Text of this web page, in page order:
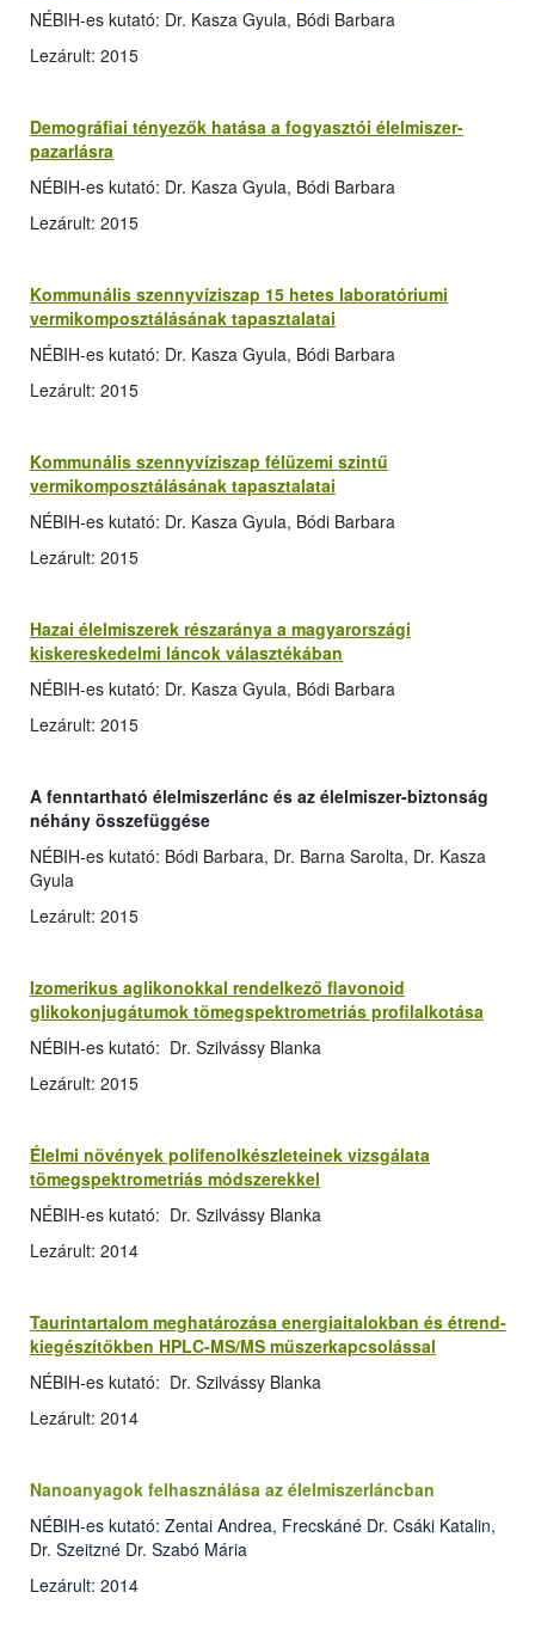
NÉBIH-es kutató: Dr. Kasza Gyula, Bódi Barbara
Lezárult: 2015
Demográfiai tényezők hatása a fogyasztói élelmiszer-
pazarlásra
NÉBIH-es kutató: Dr. Kasza Gyula, Bódi Barbara
Lezárult: 2015
Kommunális szennyvíziszap 15 hetes laboratóriumi
vermikomposztálásának tapasztalatai
NÉBIH-es kutató: Dr. Kasza Gyula, Bódi Barbara
Lezárult: 2015
Kommunális szennyvíziszap félüzemi szintű
vermikomposztálásának tapasztalatai
NÉBIH-es kutató: Dr. Kasza Gyula, Bódi Barbara
Lezárult: 2015
Hazai élelmiszerek részaránya a magyarországi
kiskereskedelmi láncok választékában
NÉBIH-es kutató: Dr. Kasza Gyula, Bódi Barbara
Lezárult: 2015
A fenntartható élelmiszerlánc és az élelmiszer-biztonság
néhány összefüggése
NÉBIH-es kutató: Bódi Barbara, Dr. Barna Sarolta, Dr. Kasza
Gyula
Lezárult: 2015
Izomerikus aglikonokkal rendelkező flavonoid
glikokonjugátumok tömegspektrometriás profilalkotása
NÉBIH-es kutató: Dr. Szilvássy Blanka
Lezárult: 2015
Élelmi növények polifenolkészleteinek vizsgálata
tömegspektrometriás módszerekkel
NÉBIH-es kutató: Dr. Szilvássy Blanka
Lezárult: 2014
Taurintartalom meghatározása energiaitalokban és étrend-
kiegészítőkben HPLC-MS/MS műszerkapcsolással
NÉBIH-es kutató: Dr. Szilvássy Blanka
Lezárult: 2014
Nanoanyagok felhasználása az élelmiszerláncban
NÉBIH-es kutató: Zentai Andrea, Frecskáné Dr. Csáki Katalin,
Dr. Szeitzné Dr. Szabó Mária
Lezárult: 2014